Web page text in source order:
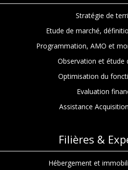
Stratégie de
Etude de marché,
Programmation, AMO et
Observation et étude
Optimisation du
Evaluation
Assistance
Filières &
Hébergement et